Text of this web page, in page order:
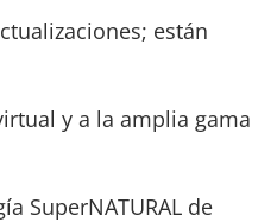
están
y a la amplia gama
SuperNATURAL de